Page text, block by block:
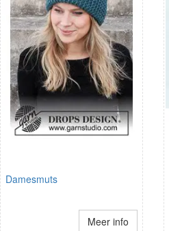
Damesmuts
Meer info